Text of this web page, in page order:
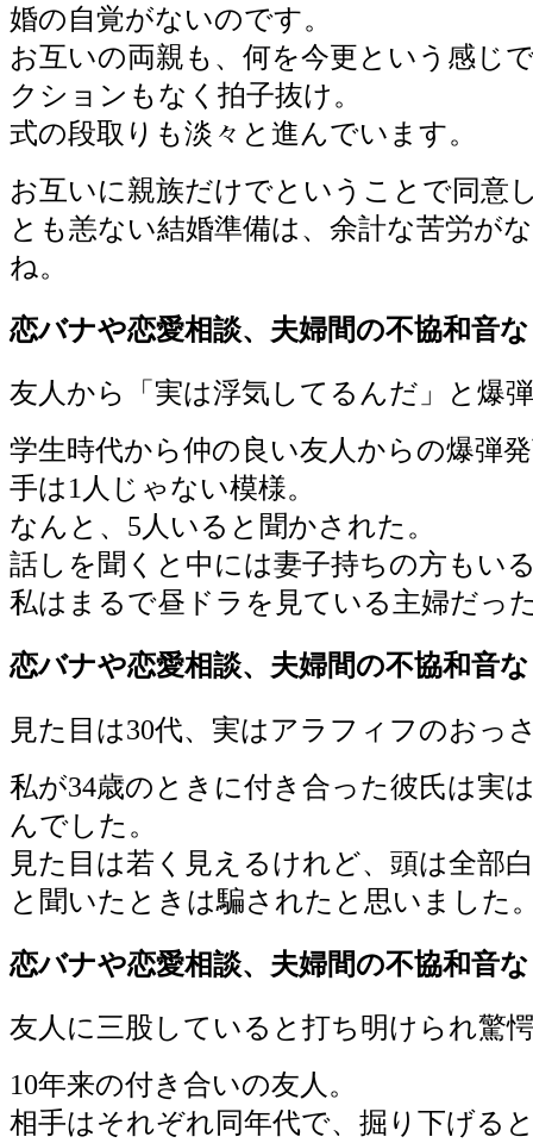
婚の自覚がないのです。
お互いの両親も、何を今更という感じ
クションもなく拍子抜け。
式の段取りも淡々と進んでいます。
お互いに親族だけでということで同意
とも恙ない結婚準備は、余計な苦労が
ね。
恋バナや恋愛相談、夫婦間の不協和音
友人から「実は浮気してるんだ」と爆
学生時代から仲の良い友人からの爆弾
手は1人じゃない模様。
なんと、5人いると聞かされた。
話しを聞くと中には妻子持ちの方もい
私はまるで昼ドラを見ている主婦だっ
恋バナや恋愛相談、夫婦間の不協和音
見た目は30代、実はアラフィフのおっ
私が34歳のときに付き合った彼氏は実
んでした。
見た目は若く見えるけれど、頭は全部
と聞いたときは騙されたと思いました
恋バナや恋愛相談、夫婦間の不協和音
友人に三股していると打ち明けられ驚
10年来の付き合いの友人。
相手はそれぞれ同年代で、掘り下げる